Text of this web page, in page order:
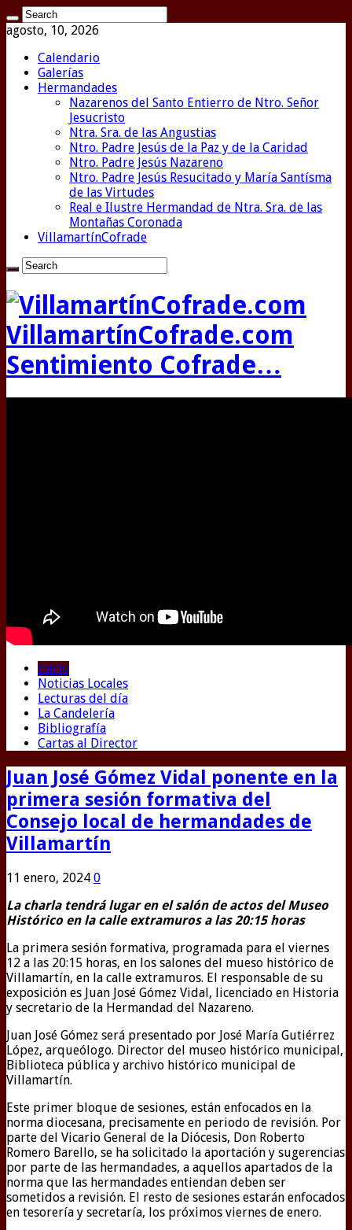
agosto, 10, 2026
Calendario
Galerías
Hermandades
Nazarenos del Santo Entierro de Ntro. Señor
Jesucristo
Ntra. Sra. de las Angustias
Ntro. Padre Jesús de la Paz y de la Caridad
Ntro. Padre Jesús Nazareno
Ntro. Padre Jesús Resucitado y María Santísma
de las Virtudes
Real e Ilustre Hermandad de Ntra. Sra. de las
Montañas Coronada
VillamartínCofrade
VillamartínCofrade.com
Sentimiento Cofrade…
Inicio
Noticias Locales
Lecturas del día
La Candelería
Bibliografía
Cartas al Director
Juan José Gómez Vidal ponente en la
primera sesión formativa del
Consejo local de hermandades de
Villamartín
11 enero, 2024 0
La charla tendrá lugar en el salón de actos del Museo
Histórico en la calle extramuros a las 20:15 horas
La primera sesión formativa, programada para el viernes
12 a las 20:15 horas, en los salones del mueso histórico de
Villamartín, en la calle extramuros. El responsable de su
exposición es Juan José Gómez Vidal, licenciado en Historia
y secretario de la Hermandad del Nazareno.
Juan José Gómez será presentado por José María Gutiérrez
López, arqueólogo. Director del museo histórico municipal,
Biblioteca pública y archivo histórico municipal de
Villamartín.
Este primer bloque de sesiones, están enfocados en la
norma diocesana, precisamente en periodo de revisión. Por
parte del Vicario General de la Diócesis, Don Roberto
Romero Barello, se ha solicitado la aportación y sugerencias
por parte de las hermandades, a aquellos apartados de la
norma que las hermandades entiendan deben ser
sometidos a revisión. El resto de sesiones estarán enfocados
en tesorería y secretaría, los próximos viernes de enero.